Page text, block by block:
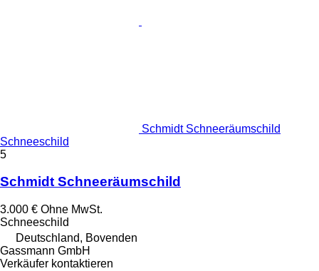
Schmidt Schneeräumschild
Schneeschild
5
Schmidt Schneeräumschild
3.000 € Ohne MwSt.
Schneeschild
Deutschland, Bovenden
Gassmann GmbH
Verkäufer kontaktieren